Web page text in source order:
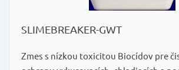
SLIMEBREAKER-GWT
Zmes s nízkou toxicitou Biocídov pre